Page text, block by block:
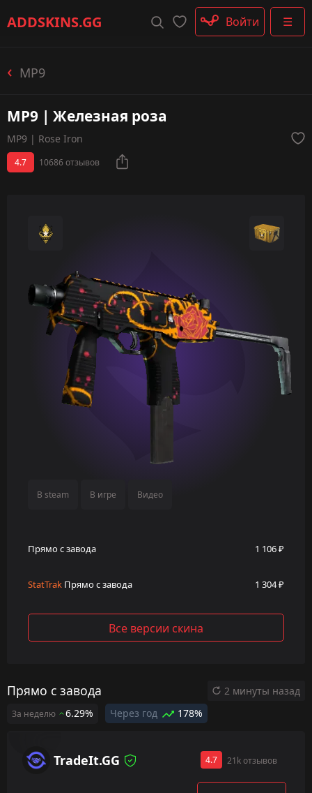
ADDSKINS.GG ☰
Пистолеты-пулемёты
Перчатки
Войти
MP9
MP9 | Железная роза
MP9 | Rose Iron
4.7 10686 отзывов
В steam В игре Видео
Прямо с завода 1 106 ₽
StatTrak Прямо с завода 1 304 ₽
Все версии скина
Прямо с завода
За неделю 6.29% Через год 178%
2 минуты назад
TradeIt.GG 4.7 21k отзывов